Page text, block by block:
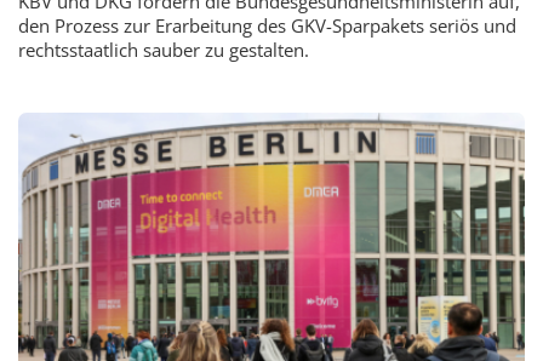
den Prozess zur Erarbeitung des GKV-Sparpakets seriös und
rechtsstaatlich sauber zu gestalten.